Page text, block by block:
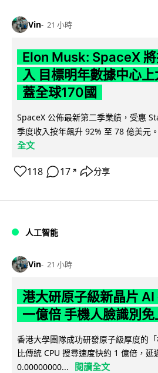
Vin 21 小時
Elon Musk: SpaceX
入 目標明年數據中心
蓋全球170國
SpaceX 公佈最新第二季業績，受惠
季度收入按年飆升 92% 至 78 億美元
全文
118 17 ↗ 分享
人工智能
Vin 21 小時
港大研原子級新晶片
一億倍 手機人臉識別
香港大學團隊成功研發原子級厚度的
比傳統 CPU 搜尋速度快約 1 億倍，延
0.00000000...
閱讀全文